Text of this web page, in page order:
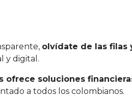
olvídate de las filas
y digital.
ofrece soluciones
a todos los colombianos.